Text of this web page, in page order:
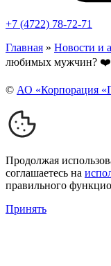
+7 (4722) 78-72-71
Главная » Новости и
любимых мужчин? ❤️‍
© АО «Корпорация
Продолжая
соглашаетесь на
правильного
Принять